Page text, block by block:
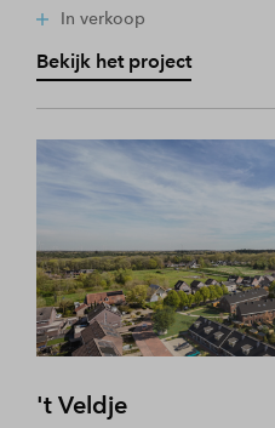
In verkoop
Bekijk het project
't Veldje